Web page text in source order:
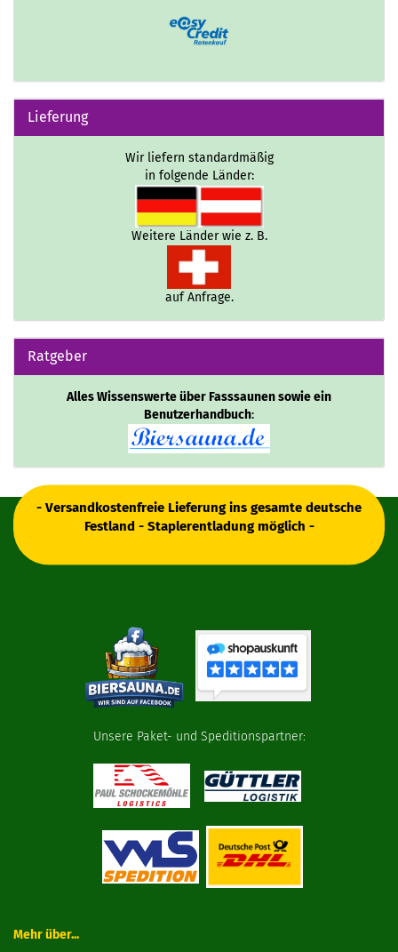
Lieferung
Wir liefern standardmäßig
in folgende Länder:
Weitere Länder wie z. B.
auf Anfrage.
Ratgeber
Alles Wissenswerte über Fasssaunen sowie ein
Benutzerhandbuch:
- Versandkostenfreie Lieferung ins gesamte deutsche
Festland - Staplerentladung möglich -
Unsere Paket- und Speditionspartner:
Mehr über...